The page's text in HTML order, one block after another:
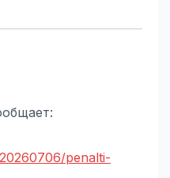
penalti-